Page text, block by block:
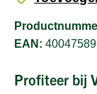
EAN:
Profiteer bij